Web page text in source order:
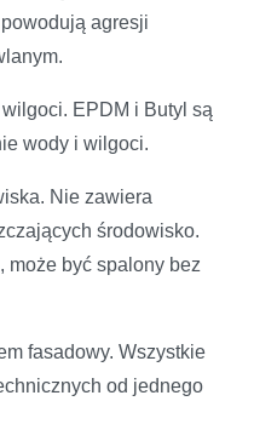
agresji
EPDM i Butyl są
wody i wilgoci.
Nie zawiera
środowisko.
może być spalony bez
fasadowy. Wszystkie
od jednego